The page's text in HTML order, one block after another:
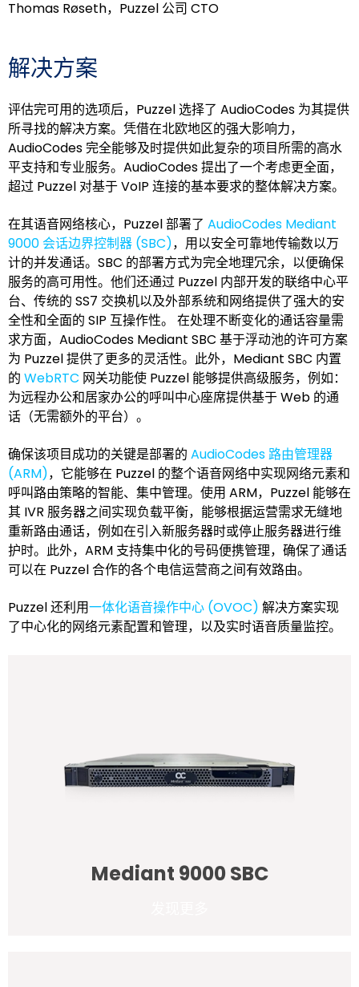
Thomas Røseth，Puzzel 公司 CTO
解决方案
评估完可用的选项后，Puzzel 选择了 AudioCodes 为其提供
所寻找的解决方案。凭借在北欧地区的强大影响力，
AudioCodes 完全能够及时提供如此复杂的项目所需的高水
平支持和专业服务。AudioCodes 提出了一个考虑更全面，
超过 Puzzel 对基于 VoIP 连接的基本要求的整体解决方案。
在其语音网络核心，Puzzel 部署了 AudioCodes Mediant
9000 会话边界控制器 (SBC)，用以安全可靠地传输数以万
计的并发通话。SBC 的部署方式为完全地理冗余，以便确保
服务的高可用性。他们还通过 Puzzel 内部开发的联络中心平
台、传统的 SS7 交换机以及外部系统和网络提供了强大的安
全性和全面的 SIP 互操作性。 在处理不断变化的通话容量需
求方面，AudioCodes Mediant SBC 基于浮动池的许可方案
为 Puzzel 提供了更多的灵活性。此外，Mediant SBC 内置
的 WebRTC 网关功能使 Puzzel 能够提供高级服务，例如：
为远程办公和居家办公的呼叫中心座席提供基于 Web 的通
话（无需额外的平台）。
确保该项目成功的关键是部署的 AudioCodes 路由管理器
(ARM)，它能够在 Puzzel 的整个语音网络中实现网络元素和
呼叫路由策略的智能、集中管理。使用 ARM，Puzzel 能够在
其 IVR 服务器之间实现负载平衡，能够根据运营需求无缝地
重新路由通话，例如在引入新服务器时或停止服务器进行维
护时。此外，ARM 支持集中化的号码便携管理，确保了通话
可以在 Puzzel 合作的各个电信运营商之间有效路由。
Puzzel 还利用一体化语音操作中心 (OVOC) 解决方案实现
了中心化的网络元素配置和管理，以及实时语音质量监控。
Mediant 9000 SBC